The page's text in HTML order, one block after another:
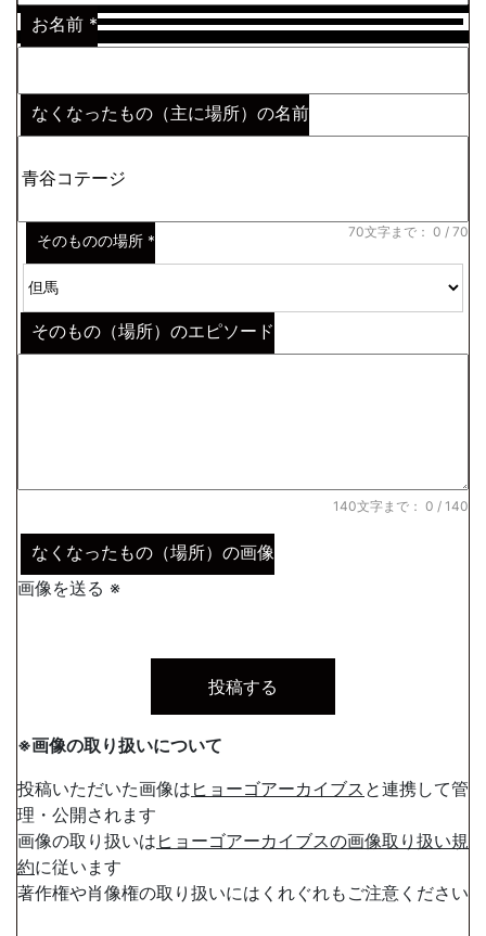
お名前 *
なくなったもの（主に場所）の名前
70文字まで： 0 / 70
そのものの場所 *
そのもの（場所）のエピソード
140文字まで： 0 / 140
なくなったもの（場所）の画像
画像を送る ※
※画像の取り扱いについて
投稿いただいた画像は ヒョーゴアーカイブス と連携して管
理・公開されます
画像の取り扱いは ヒョーゴアーカイブスの画像取り扱い規
約に従います
著作権や肖像権の取り扱いにはくれぐれもご注意ください